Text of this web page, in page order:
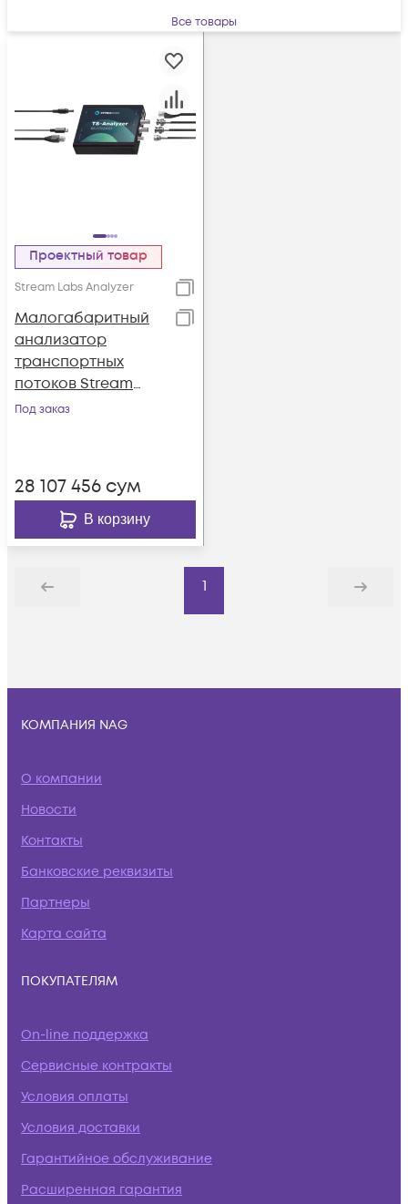
Все товары
Проектный товар
Stream Labs Analyzer
Малогабаритный
анализатор
транспортных
потоков Stream
Labs TS-Analyzer
Под заказ
28 107 456 сум
В корзину
Назад
1
Дальше
КОМПАНИЯ NAG
О компании
Новости
Контакты
Банковские реквизиты
Партнеры
Карта сайта
ПОКУПАТЕЛЯМ
On-line поддержка
Сервисные контракты
Условия оплаты
Условия доставки
Гарантийное обслуживание
Расширенная гарантия